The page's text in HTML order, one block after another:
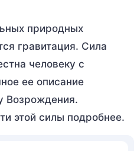
природных
гравитация. Сила
человеку с
ее описание
Возрождения.
этой силы подробнее.